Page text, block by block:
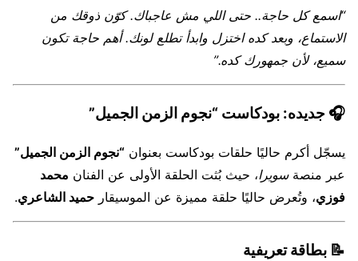
“اسمع كل حاجة.. حتى اللي مش عاجباك. كوّن ذوقك من
الاستماع، وبعد كده اختزل وابدأ تطلع لونك. أهم حاجة تكون
سميع، لأن جمهورك كده.”
🎧 جديده: بودكاست “نجوم الزمن الجميل”
يسجّل أكرم حاليًا حلقات بودكاست بعنوان “نجوم الزمن الجميل”
عبر منصةسويرا، حيث بُثت الحلقة الأولى عن الفنان محمد
فوزي، وتُعرض حاليًا حلقة مميزة عن الموسيقار حميد الشاعري.
📝 بطاقة تعريفية